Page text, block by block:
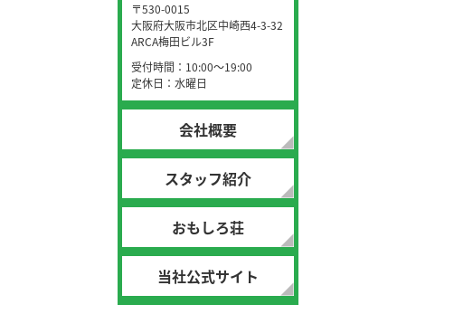
〒530-0015
大阪府大阪市北区中崎西4-3-32
ARCA梅田ビル3F
受付時間：10:00～19:00
定休日：水曜日
会社概要
スタッフ紹介
おもしろ荘
当社公式サイト